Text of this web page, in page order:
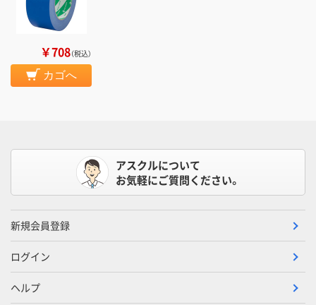
￥708（税込）
カゴへ
アスクルについて
お気軽にご質問ください。
新規会員登録
ログイン
ヘルプ